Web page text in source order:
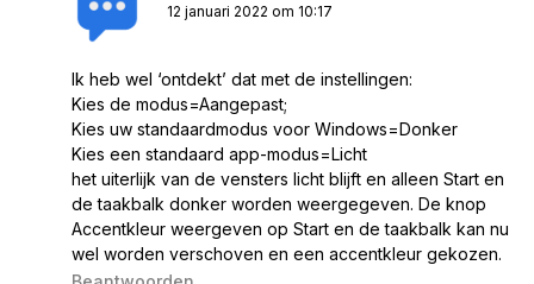
12 januari 2022 om 10:17
Ik heb wel ‘ontdekt’ dat met de instellingen:
Kies de modus=Aangepast;
Kies uw standaardmodus voor Windows=Donker
Kies een standaard app-modus=Licht
het uiterlijk van de vensters licht blijft en alleen Start en
de taakbalk donker worden weergegeven. De knop
Accentkleur weergeven op Start en de taakbalk kan nu
wel worden verschoven en een accentkleur gekozen.